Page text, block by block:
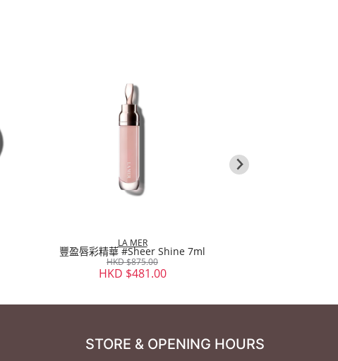
LA MER
豐盈唇彩精華 #Sheer Shine 7ml
HKD $875.00
HKD $481.00
STORE & OPENING HOURS